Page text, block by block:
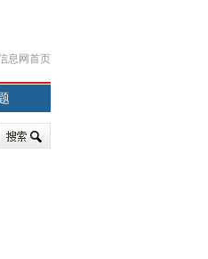
息网首页